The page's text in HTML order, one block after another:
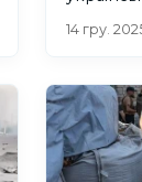
14 гру.